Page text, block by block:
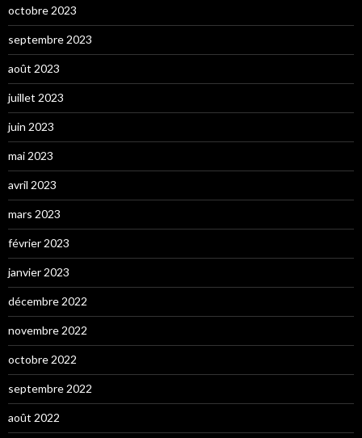
octobre 2023
septembre 2023
août 2023
juillet 2023
juin 2023
mai 2023
avril 2023
mars 2023
février 2023
janvier 2023
décembre 2022
novembre 2022
octobre 2022
septembre 2022
août 2022